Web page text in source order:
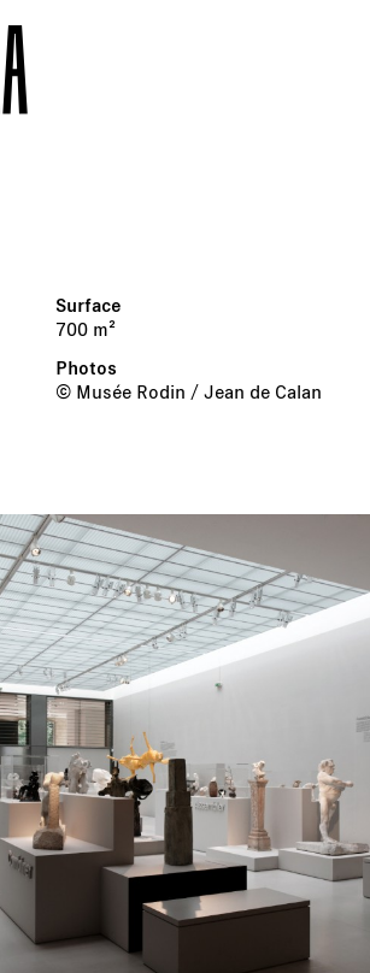
700 m²
© Musée Rodin / Jean de Calan